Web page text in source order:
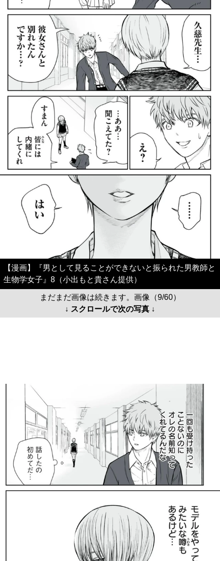
【漫画】『男として見ることができないと振られた男教師と
生物学女子』8（小出もと貴さん提供）
まだまだ画像は続きます。画像（9/60）
↓ スクロールで次の写真 ↓